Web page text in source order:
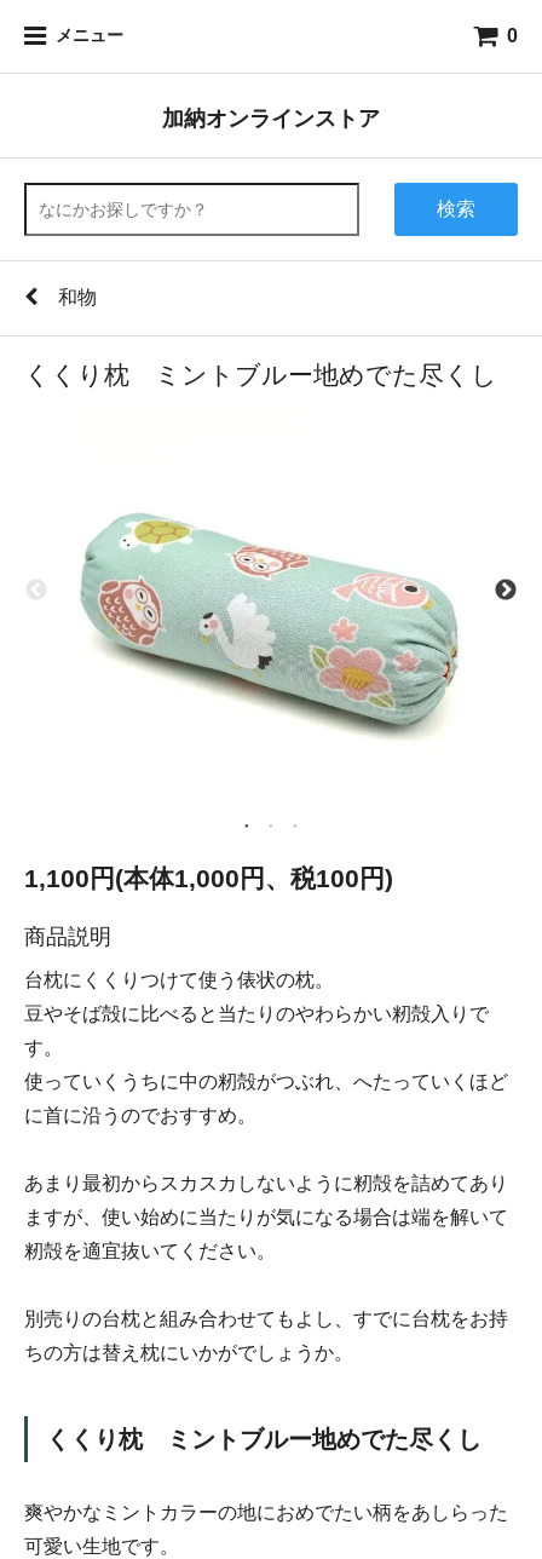
メニュー 0
加納オンラインストア
検索
和物
くくり枕 ミントブルー地めでた尽くし
1,100円(本体1,000円、税100円)
商品説明
台枕にくくりつけて使う俵状の枕。
豆やそば殻に比べると当たりのやわらかい籾殻入りで
す。
使っていくうちに中の籾殻がつぶれ、へたっていくほど
に首に沿うのでおすすめ。
あまり最初からスカスカしないように籾殻を詰めてあり
ますが、使い始めに当たりが気になる場合は端を解いて
籾殻を適宜抜いてください。
別売りの台枕と組み合わせてもよし、すでに台枕をお持
ちの方は替え枕にいかがでしょうか。
くくり枕 ミントブルー地めでた尽くし
爽やかなミントカラーの地におめでたい柄をあしらった
可愛い生地です。